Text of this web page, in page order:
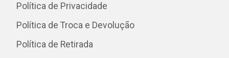
Política de Privacidade
Política de Troca e Devolução
Política de Retirada